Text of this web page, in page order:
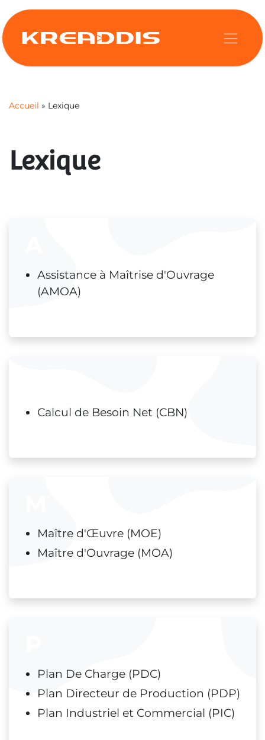
Se rendre au contenu
Accueil » Lexique
Lexique
Assistance à Maîtrise d'Ouvrage
(AMOA)
Calcul de Besoin Net (CBN)
Maître d'Œuvre (MOE)
Maître d'Ouvrage (MOA)
Plan De Charge (PDC)
Plan Directeur de Production (PDP)
Plan Industriel et Commercial (PIC)